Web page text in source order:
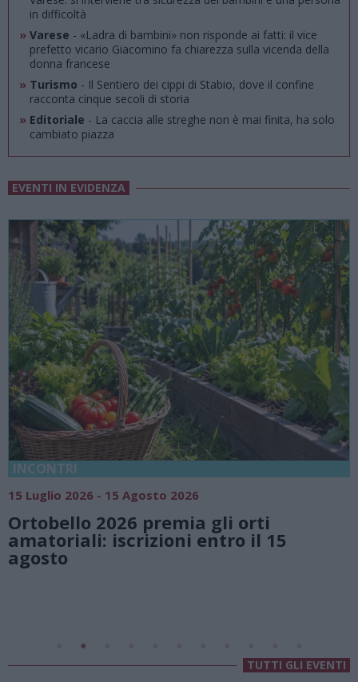
in difficoltà
» Varese - «Ladra di bambini» non risponde ai fatti: il vice
prefetto vicario Giacomino fa chiarezza sulla vicenda della
donna francese
» Turismo - Il Sentiero dei cippi di Stabio, dove il confine
racconta cinque secoli di storia
» Editoriale - La caccia alle streghe non è mai finita, ha solo
cambiato piazza
EVENTI IN EVIDENZA
INCONTRI
15 Luglio 2026 - 15 Agosto 2026
Ortobello 2026 premia gli orti
amatoriali: iscrizioni entro il 15
agosto
TUTTI GLI EVENTI